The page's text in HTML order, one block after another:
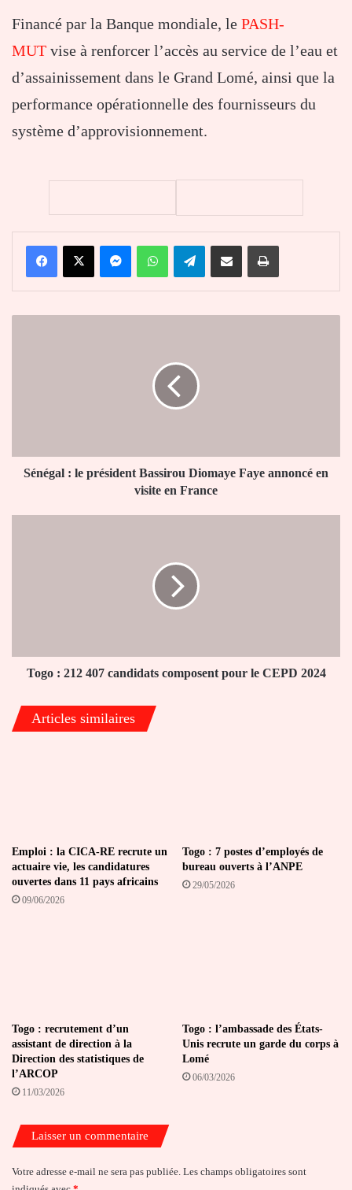
Financé par la Banque mondiale, le PASH-
MUT vise à renforcer l’accès au service de l’eau et
d’assainissement dans le Grand Lomé, ainsi que la
performance opérationnelle des fournisseurs du
système d’approvisionnement.
FacebookX MessengerWhatsAppTelegramPartager par email Imprimer
en
visite
Sénégal : le président Bassirou Diomaye Faye annoncé en
visite en France
CEPD
2024Togo : 212 407 candidats composent pour le CEPD 2024
Articles similaires
Emploi : la CICA-RE recrute un
actuaire vie, les candidatures
ouvertes dans 11 pays africains
09/06/2026
Togo : 7 postes d’employés de
bureau ouverts à l’ANPE
29/05/2026
Togo : recrutement d’un
assistant de direction à la
Direction des statistiques de
l’ARCOP
11/03/2026
Togo : l’ambassade des États-
Unis recrute un garde du corps à
Lomé
06/03/2026
Laisser un commentaire
Votre adresse e-mail ne sera pas publiée. Les champs obligatoires sont